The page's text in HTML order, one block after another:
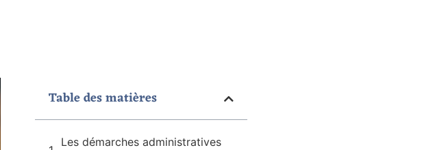
Table des matières
Les démarches administratives